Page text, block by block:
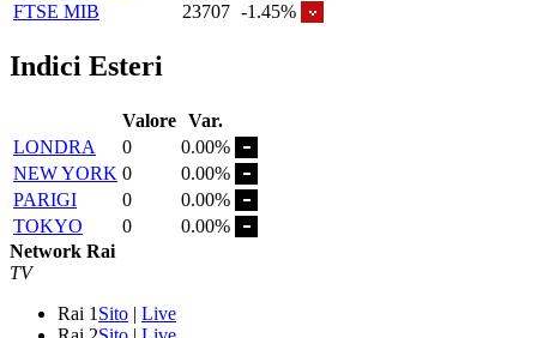
FTSE MIB
23707 -1.45%
Indici Esteri
Valore Var.
LONDRA
0
0.00%
NEW YORK 0
0.00%
PARIGI
0
0.00%
TOKYO
0
0.00%
Network Rai
TV
Rai 1 Sito | Live